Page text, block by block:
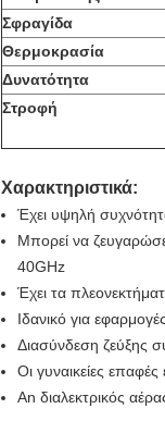
Σφραγίδα
Θερμοκρασία
Δυνατότητα
Στροφή
Χαρακτηριστικά:
Έχει υψηλή
Μπορεί να
40GHz
Έχει τα
Ιδανικό για
Διασύνδεση ζεύξης
Οι γυναικείες
Αn διαλεκτρικός